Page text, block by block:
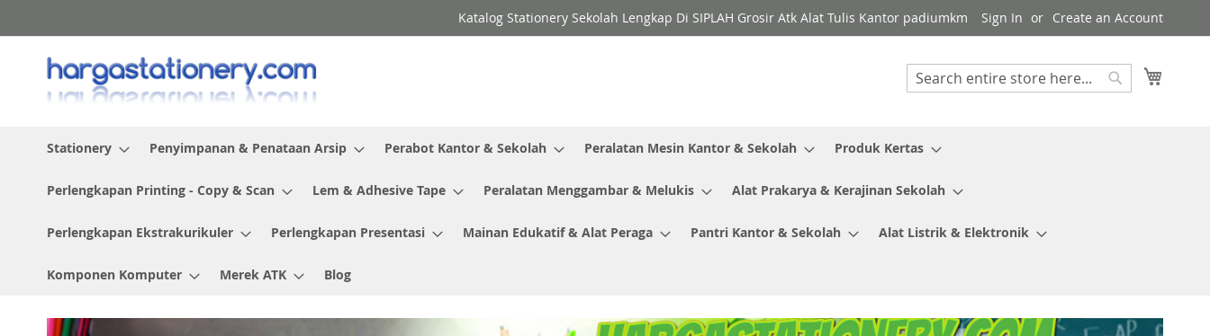
to
Content
Katalog Stationery Sekolah Lengkap Di SIPLAH Grosir Atk Alat Tulis Kantor padiumkm Sign In Create an Account
Search
Stationery Penyimpanan & Penataan Arsip Perabot Kantor & Sekolah Peralatan Mesin Kantor & Sekolah Produk Kertas
Perlengkapan Printing - Copy & Scan Lem & Adhesive Tape Peralatan Menggambar & Melukis Alat Prakarya & Kerajinan Sekolah
Perlengkapan Ekstrakurikuler Perlengkapan Presentasi Mainan Edukatif & Alat Peraga Pantri Kantor & Sekolah Alat Listrik & Elektronik
Komponen Komputer Merek ATK Blog